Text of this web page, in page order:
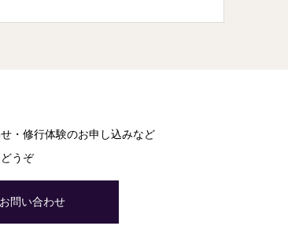
・修行体験のお申し込みなど
うぞ
お問い合わせ